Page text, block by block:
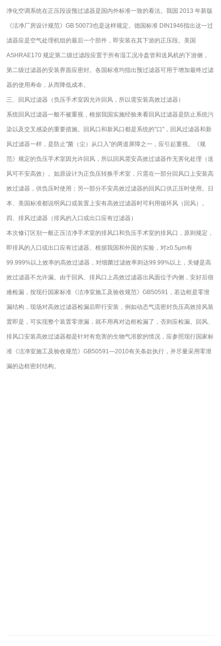
净化空调系统在正压段设预过滤器是国内外标准一致的看法。我国 2013 年新版
《洁净厂房设计规范》GB 50073也是这样规定。德国标准 DIN1946指出这一过
滤器应是空气处理机组的最后一个部件，即安装在其下游的正压段。美国
ASHRAE170 规定第二级过滤段应置于所有湿工况冷盘管和送风机的下游侧，
第二级过滤器的安装界面应密封。各国标准均指出预过滤器可用于增加最终过滤
器的使用寿命，从而降低成本。
三、 回风过滤器（负压手术室因允许回风，所以需安装高效过滤器 ）
系统回风过滤器一般不被重视，根据我国实施经验来看回风过滤器是防止系统污
染以及交叉感染的重要措施。回风口和新风口都是系统的"口"，回风过滤器和新
风过滤器一样，是防止"菌（尘）从口入"的两道屏障之一，应引起重视。 《规
范》规定的负压手术室因允许回风，所以回风需安高效过滤器作无害化处理（送
风可不安高效）。如原设计为正负压转换手术室，只需在一部分回风口上安装高
效过滤器，供负压时使用；另一部分不安高效过滤器的回风口供正压时使用。日
本、美国标准都说明风口或装置上安有高效过滤器时可利用循环风（回风）。
四、排风过滤器（排风的入口或出口应有过滤器 ）
本次修订区别一般正压洁净手术室的排风口和负压手术室的排风口，原则规定，
即排风的入口或出口应有过滤器。根据我国和外国的实验，对≥0.5μm有
99.999%以上效率的高效过滤器，对细菌过滤效率则达99.99%以上，关键是高
效过滤器不允许漏。由于回风、排风口上高效过滤器出风面位于内侧，安好后很
难检漏，按现行国家标准《洁净室施工及验收规范》GB50591，若边框是零泄
漏结构，现场对高效过滤器检漏后即行安装，例如动态气流密封负压高效排风装
置即是，可实现整个装置零泄漏，就不用再对边框检漏了，否则应检漏。 回风、
排风口安装高效过滤器都是针对有危害的生物气溶胶的情况，应参照现行国家标
准《洁净室施工及验收规范》GB50591—2010有关条款执行，并尽量采用零泄
漏的边框密封结构。